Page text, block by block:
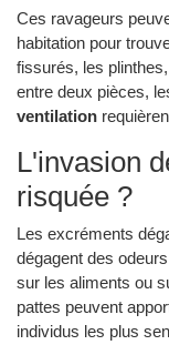
Ces ravageurs
habitation pour
fissurés, les
entre deux pièces,
ventilation
L'invasion
risquée ?
Les excréments
dégagent des
sur les aliments ou
pattes peuvent
individus les plus